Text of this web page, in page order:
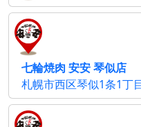
七輪焼肉 安安 琴似店
札幌市西区琴似1条1丁